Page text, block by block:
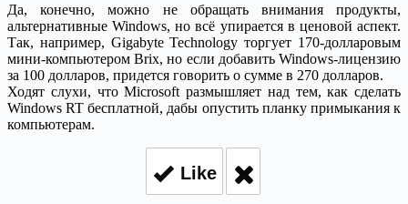
Да, конечно, можно не обращать внимания продукты,
альтернативные Windows, но всё упирается в ценовой аспект.
Так, например, Gigabyte Technology торгует 170-долларовым
мини-компьютером Brix, но если добавить Windows-лицензию
за 100 долларов, придется говорить о сумме в 270 долларов.
Ходят слухи, что Microsoft размышляет над тем, как сделать
Windows RT бесплатной, дабы опустить планку примыкания к
компьютерам.
Like